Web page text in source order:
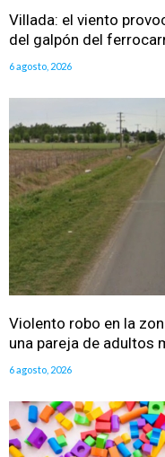
Villada: el viento
del galpón del
6 agosto, 2026
Violento robo en la
una pareja de adultos
6 agosto, 2026